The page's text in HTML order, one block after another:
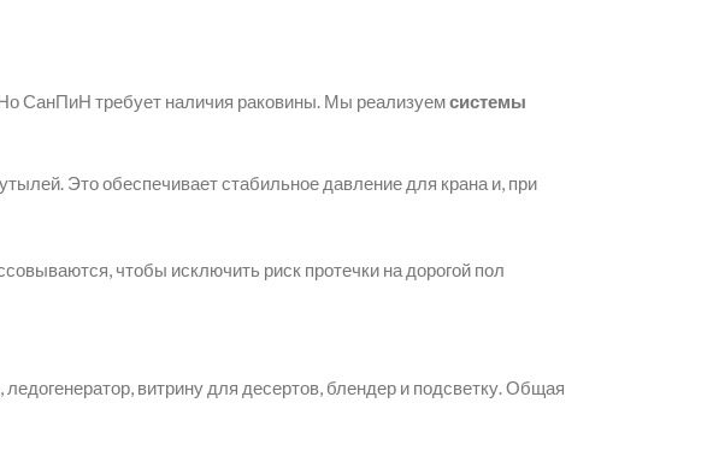
Но СанПиН требует наличия раковины. Мы реализуемсистемы
Это обеспечивает стабильное давление для крана и, при
чтобы исключить риск протечки на дорогой пол
витрину для десертов, блендер и подсветку. Общая